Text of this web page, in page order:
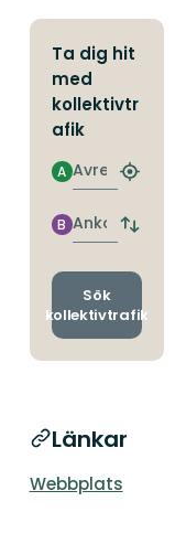
Ta dig hit
med
kollektivtr
afik
Avresa
A
Hitta
Ankomst
B
Byt
och
Sök
kollektivtrafik
Länkar
Webbplats